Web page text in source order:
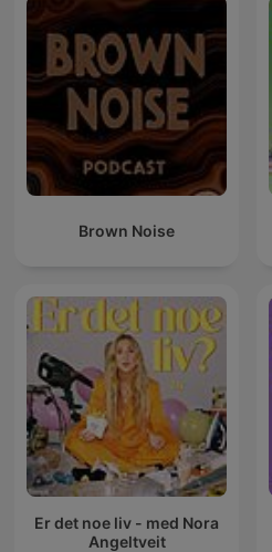
Brown Noise
Er det noe liv - med Nora
Angeltveit